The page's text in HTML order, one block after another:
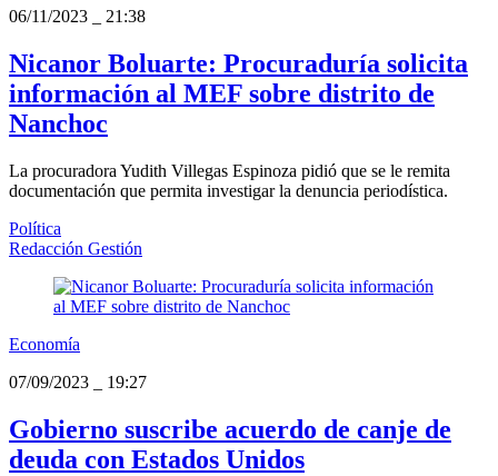
06/11/2023
21:38
Nicanor Boluarte: Procuraduría solicita
información al MEF sobre distrito de
Nanchoc
La procuradora Yudith Villegas Espinoza pidió que se le remita
documentación que permita investigar la denuncia periodística.
Política
Redacción Gestión
Economía
07/09/2023
19:27
Gobierno suscribe acuerdo de canje de
deuda con Estados Unidos